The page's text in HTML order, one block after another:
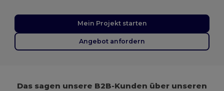
Mein Projekt starten
Angebot anfordern
Das sagen unsere B2B-Kunden über unseren